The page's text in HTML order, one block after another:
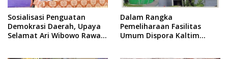
Sosialisasi Penguatan
Demokrasi Daerah, Upaya
Selamat Ari Wibowo Rawat
Dalam Rangka
Pemeliharaan Fasilitas
Umum Dispora Kaltim